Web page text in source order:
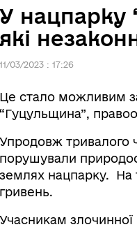
У нацпарку
які
11/03/2023 : 17:26
Це стало можливим
“Гуцульщина”,
Упродовж тривалого
порушували
землях нацпарку. На
гривень.
Учасникам